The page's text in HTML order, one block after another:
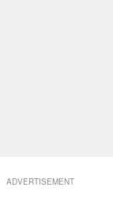
ADVERTISEMENT